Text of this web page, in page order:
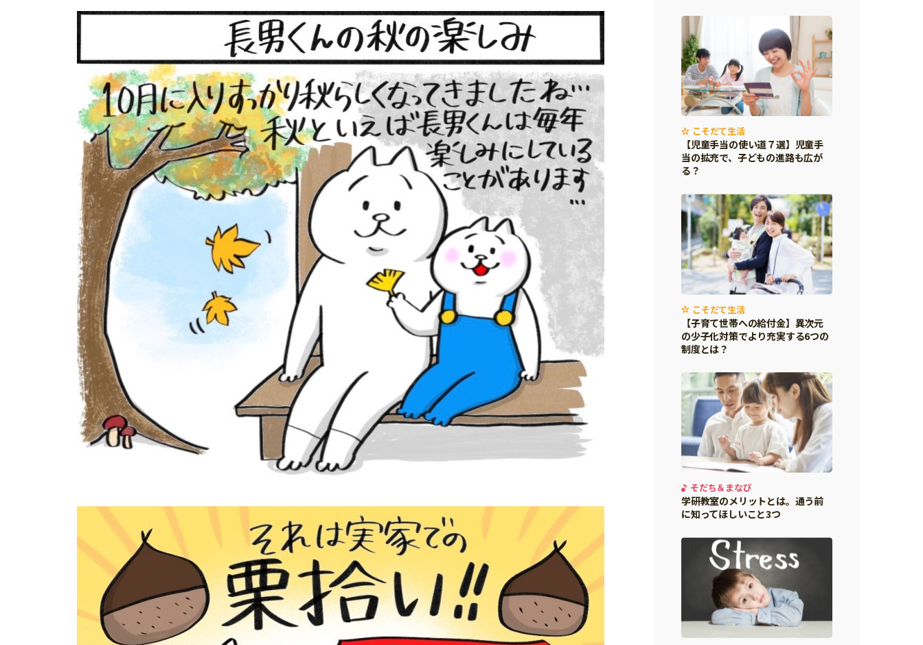
こそだて生活
【児童手当の使い道７選】児童手
当の拡充で、子どもの進路も広が
る？
こそだて生活
【子育て世帯への給付金】異次元
の少子化対策でより充実する6つの
制度とは？
そだち＆まなび
学研教室のメリットとは。通う前
に知ってほしいこと3つ